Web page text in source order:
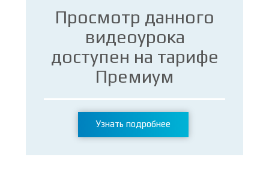
Просмотр данного
видеоурока
доступен на тарифе
Премиум
Узнать подробнее